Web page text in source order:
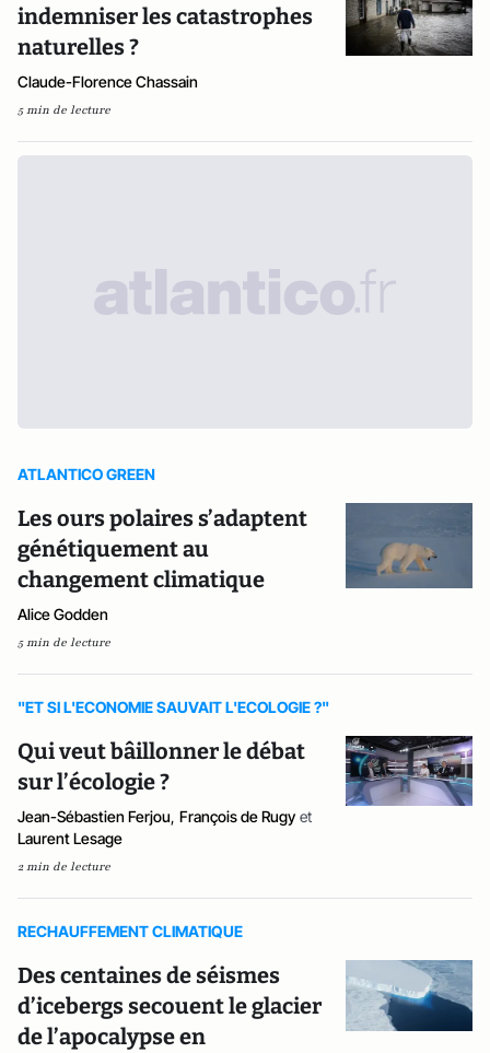
indemniser les catastrophes
naturelles ?
Claude-Florence Chassain
5 min de lecture
ATLANTICO GREEN
Les ours polaires s’adaptent
génétiquement au
changement climatique
Alice Godden
5 min de lecture
"ET SI L'ECONOMIE SAUVAIT L'ECOLOGIE ?"
Qui veut bâillonner le débat
sur l’écologie ?
Jean-Sébastien Ferjou, François de Rugy et
Laurent Lesage
2 min de lecture
RECHAUFFEMENT CLIMATIQUE
Des centaines de séismes
d’icebergs secouent le glacier
de l’apocalypse en